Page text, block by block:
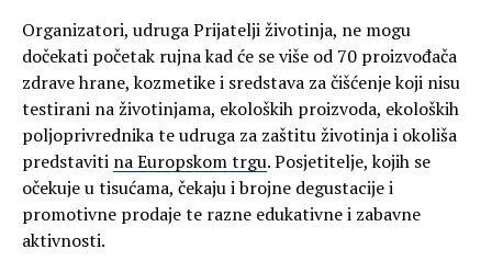
Organizatori, udruga Prijatelji životinja, ne mogu
dočekati početak rujna kad će se više od 70 proizvođača
zdrave hrane, kozmetike i sredstava za čišćenje koji nisu
testirani na životinjama, ekoloških proizvoda, ekoloških
poljoprivrednika te udruga za zaštitu životinja i okoliša
predstaviti na Europskom trgu. Posjetitelje, kojih se
očekuje u tisućama, čekaju i brojne degustacije i
promotivne prodaje te razne edukativne i zabavne
aktivnosti.